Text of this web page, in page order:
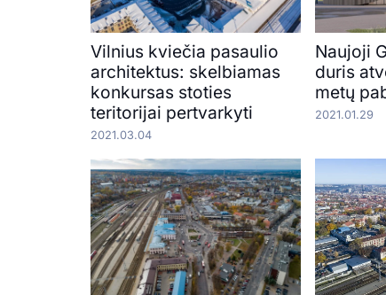
Vilnius kviečia pasaulio
architektus: skelbiamas
konkursas stoties
teritorijai pertvarkyti
2021.03.04
Naujoji
duris
metų
2021.01.29